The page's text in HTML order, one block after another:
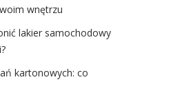
wnętrzu
lakier samochodowy
kartonowych: co